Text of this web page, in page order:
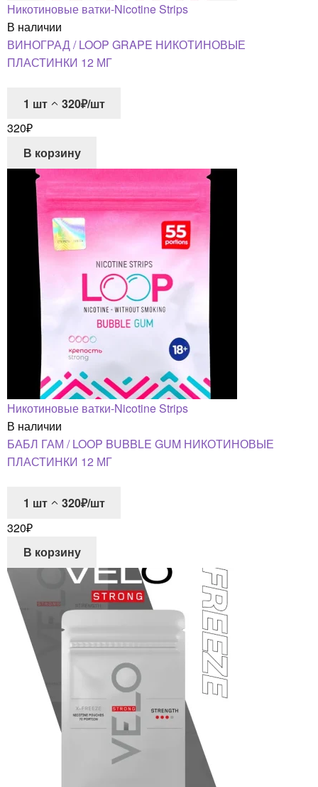
Никотиновые ватки-Nicotine Strips
В наличии
ВИНОГРАД / LOOP GRAPE НИКОТИНОВЫЕ
ПЛАСТИНКИ 12 МГ
1 шт
320₽/шт
320₽
В корзину
Никотиновые ватки-Nicotine Strips
В наличии
БАБЛ ГАМ / LOOP BUBBLE GUM НИКОТИНОВЫЕ
ПЛАСТИНКИ 12 МГ
1 шт
320₽/шт
320₽
В корзину